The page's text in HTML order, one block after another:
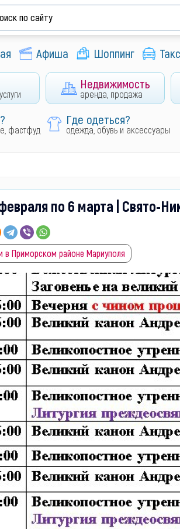
Афиша Шоппинг
Недвижимость
аренда, продажа
фастфуд
Где одеться?
одежда, обувь и аксессуары
по 6 марта | Свято-
в Приморском районе Мариуполя